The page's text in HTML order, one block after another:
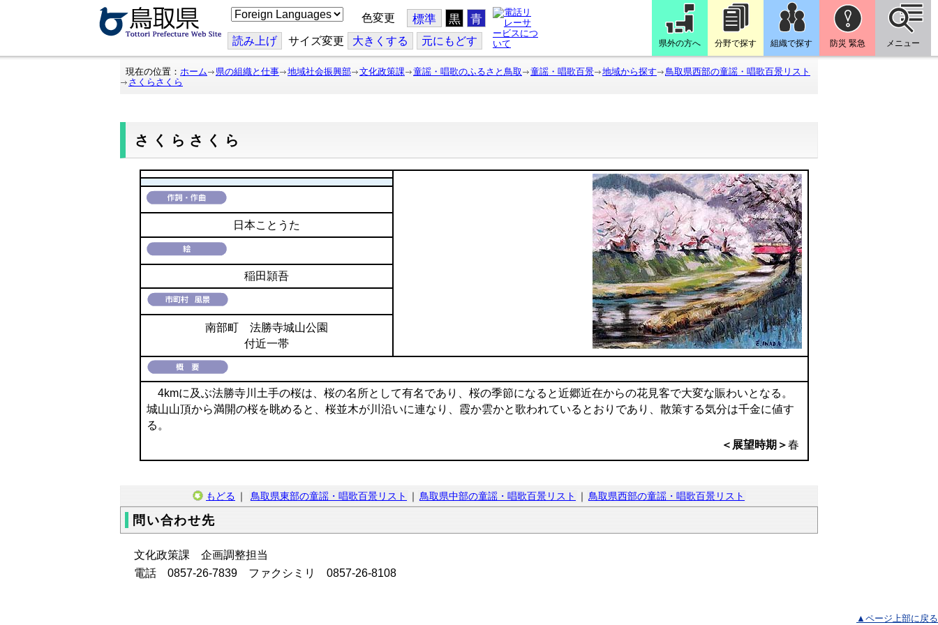
こ
の
ジ
を
翻
色変更 標準 黒 青
読み上げ サイズ変更 大きくする 元にもどす 県外の方へ 分野で探す 組織で探す 防災 緊急 メニュー
現在の位置： ホーム 県の組織と仕事 地域社会振興部 文化政策課 童謡・唱歌のふるさと鳥取 童謡・唱歌百景 地域から探す
鳥取県西部の童謡・唱歌百景リスト
さくらさくら
さくらさくら
日本ことうた
稲田頴吾
南部町 法勝寺城山公園
付近一帯
4kmに及ぶ法勝寺川土手の桜は、桜の名所として有名であり、桜の季節になると近郷近在からの花見客で大変な賑わいとなる。
城山山頂から満開の桜を眺めると、桜並木が川沿いに連なり、霞か雲かと歌われているとおりであり、散策する気分は千金に値す
る。
＜展望時期＞春
もどる ｜ 鳥取県東部の童謡・唱歌百景リスト ｜ 鳥取県中部の童謡・唱歌百景リスト ｜ 鳥取県西部の童謡・唱歌百景リスト
問い合わせ先
文化政策課 企画調整担当
電話 0857-26-7839ファクシミリ 0857-26-8108
▲ページ上部に戻る